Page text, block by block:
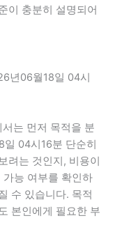
이 충분히 설명되어
년06월18일 04시
는 먼저 목적을 분
04시16분 단순히
려는 것인지, 비용이
능 여부를 확인하
수 있습니다. 목적
본인에게 필요한 부